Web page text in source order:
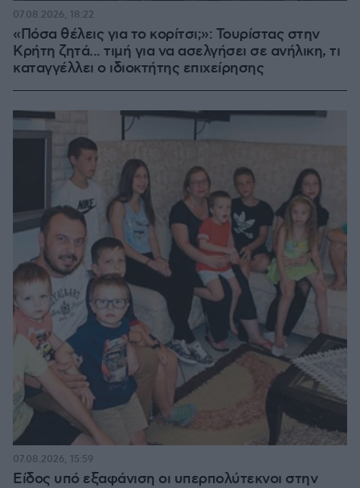
«Πόσα θέλεις για το κορίτσι;»: Τουρίστας στην
Κρήτη ζητά... τιμή για να ασελγήσει σε ανήλικη, τι
καταγγέλλει ο ιδιοκτήτης επιχείρησης
07.08.2026, 18:22
Είδος υπό εξαφάνιση οι υπερπολύτεκνοι στην
07.08.2026, 15:59